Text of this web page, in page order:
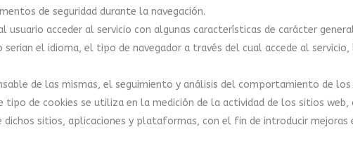
de seguridad durante la navegación.
usuario acceder al servicio con algunas características de carácter
el idioma, el tipo de navegador a través del cual accede al
de las mismas, el seguimiento y análisis del comportamiento de
tipo de cookies se utiliza en la medición de la actividad de los sitios
dichos sitios, aplicaciones y plataformas, con el fin de introducir